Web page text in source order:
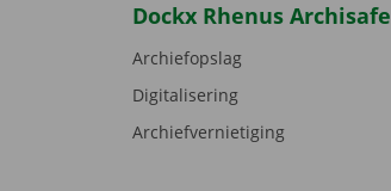
Dockx Rhenus Archisafe
Archiefopslag
Digitalisering
Archiefvernietiging